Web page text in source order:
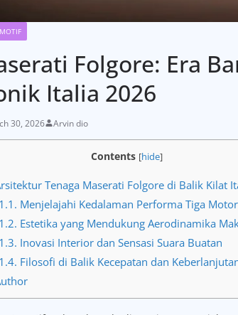
Folgore: Era
Italia 2026
30, 2026 Arvin dio
Contents [hide]
Tenaga Maserati Folgore di Balik Kilat
1.1. Menjelajahi Kedalaman Performa Tiga
1.2. Estetika yang Mendukung Aerodinamika
1.3. Inovasi Interior dan Sensasi Suara Buatan
1.4. Filosofi di Balik Kecepatan dan